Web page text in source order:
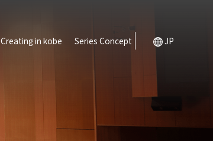
Creating in kobe Series Concept JP